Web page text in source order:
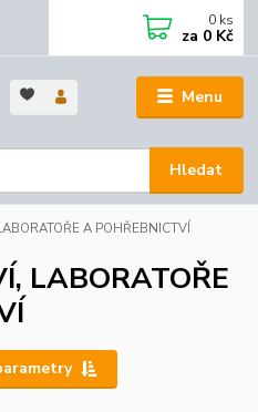
Menu
Hledat
0 ks
za 0 Kč
A POHŘEBNICTVÍ
LABORATOŘE